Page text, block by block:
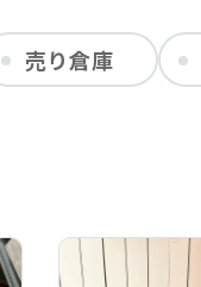
売り倉庫